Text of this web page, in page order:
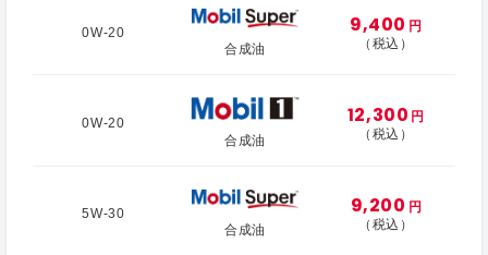
0W-20
合成油
9,400 円
（税込）
0W-20
合成油
12,300 円
（税込）
5W-30
合成油
9,200 円
（税込）